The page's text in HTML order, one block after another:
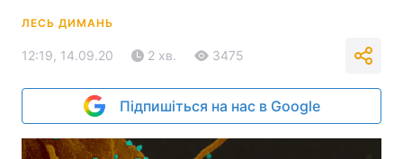
ЛЕСЬ ДИМАНЬ
12:19, 14.09.20 2 хв. 3475
Підпишіться на нас в Google